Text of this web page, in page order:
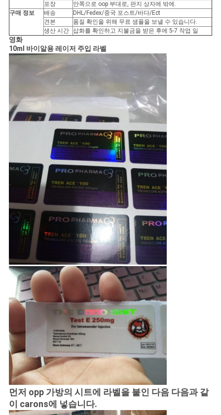
맵
PRIVACY
POLICY
포장
안쪽으로 oop 부대로, 판지 상자에 밖에.
구매 정보
배송
DHL/Fedex/중국 포스트/바다/Ect
견본
품질 확인을 위해 무료 샘플을 보낼 수 있습니다.
생산 시간 삽화를 확인하고 지불금을 받은 후에 5-7 작업 일
영화
10ml 바이알용 레이저 주입 라벨
먼저 opp 가방의 시트에 라벨을 붙인 다음 다음과 같
이 carons에 넣습니다.